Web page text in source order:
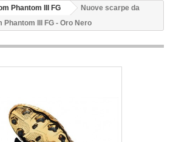
Phantom III FG
Nuove scarpe da
III FG - Oro Nero